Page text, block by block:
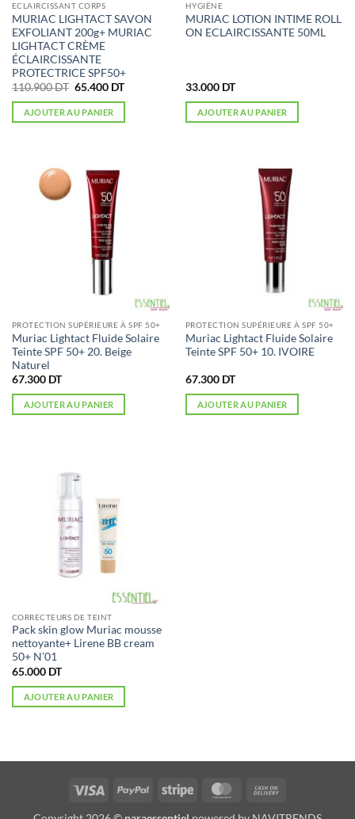
ECLAIRCISSANT CORPS
MURIAC LIGHTACT SAVON
EXFOLIANT 200g+ MURIAC
LIGHTACT CRÈME
ÉCLAIRCISSANTE
PROTECTRICE SPF50+
110.900DT Le
initial
était :
65.400 DTLe
actuel
AJOUTER AU PANIER
HYGIÈNE
MURIAC LOTION INTIME ROLL
ON ECLAIRCISSANTE 50ML
33.000 DT
AJOUTER AU PANIER
PROTECTION SUPÉRIEURE À SPF 50+
Muriac Lightact Fluide Solaire
Teinte SPF 50+ 20. Beige
Naturel
67.300 DT
AJOUTER AU PANIER
PROTECTION SUPÉRIEURE À SPF 50+
Muriac Lightact Fluide Solaire
Teinte SPF 50+ 10. IVOIRE
67.300 DT
AJOUTER AU PANIER
CORRECTEURS DE TEINT
Pack skin glow Muriac mousse
nettoyante+ Lirene BB cream
50+ N’01
65.000 DT
AJOUTER AU PANIER
Visa PayPal Stripe MasterCard